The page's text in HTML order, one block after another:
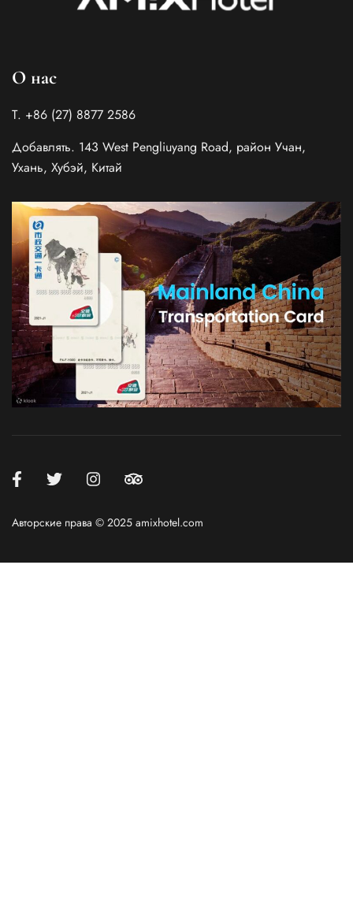
О нас
Т. +86 (27) 8877 2586
Добавлять. 143 West Pengliuyang Road, район Учан,
Ухань, Хубэй, Китай
Авторские права © 2025 amixhotel.com